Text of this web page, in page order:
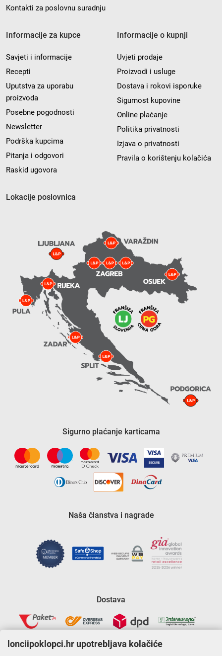
Kontakti za poslovnu suradnju
Informacije za kupce
Savjeti i informacije
Recepti
Uputstva za uporabu
proizvoda
Posebne pogodnosti
Newsletter
Podrška kupcima
Pitanja i odgovori
Raskid ugovora
Informacije o kupnji
Uvjeti prodaje
Proizvodi i usluge
Dostava i rokovi isporuke
Sigurnost kupovine
Online plaćanje
Politika privatnosti
Izjava o privatnosti
Pravila o korištenju kolačića
Lokacije poslovnica
Sigurno plaćanje karticama
Naša članstva i nagrade
Dostava
lonciipoklopci.hr upotrebljava kolačiće